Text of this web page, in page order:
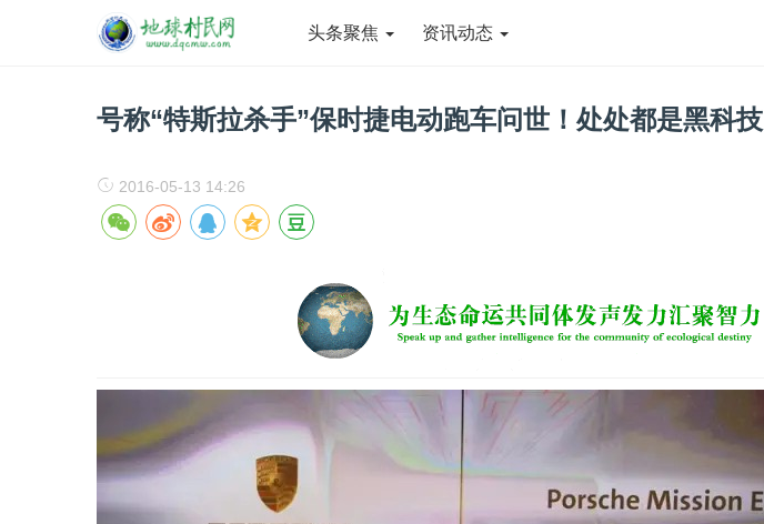
头条聚焦 资讯动态
号称“特斯拉杀手”保时捷电动跑车问世！处处都是黑科技
2016-05-13 14:26